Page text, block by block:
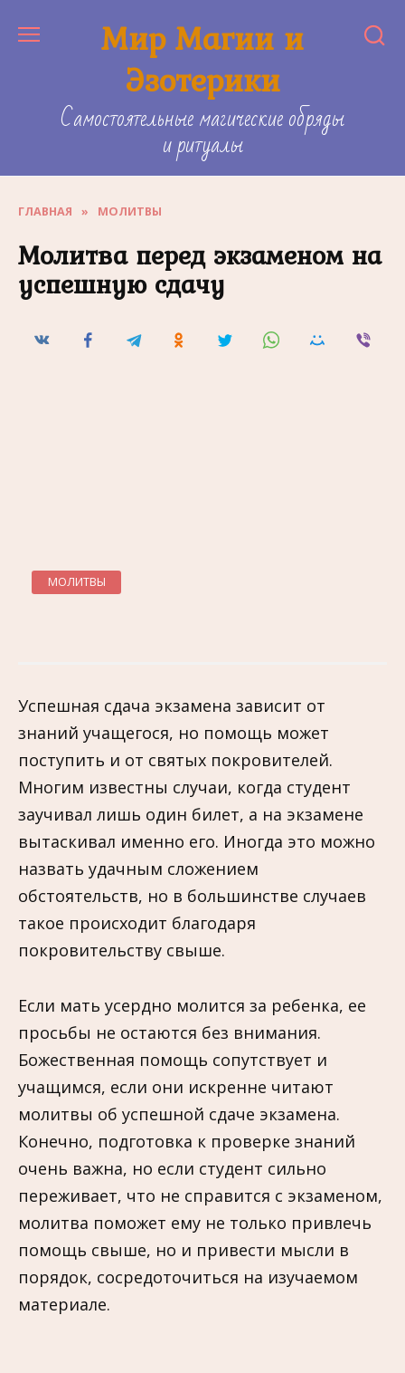
Мир Магии и
Эзотерики
Самостоятельные магические обряды
и ритуалы
ГЛАВНАЯ » МОЛИТВЫ
Молитва перед экзаменом на
успешную сдачу
МОЛИТВЫ
Успешная сдача экзамена зависит от
знаний учащегося, но помощь может
поступить и от святых покровителей.
Многим известны случаи, когда студент
заучивал лишь один билет, а на экзамене
вытаскивал именно его. Иногда это можно
назвать удачным сложением
обстоятельств, но в большинстве случаев
такое происходит благодаря
покровительству свыше.
Если мать усердно молится за ребенка, ее
просьбы не остаются без внимания.
Божественная помощь сопутствует и
учащимся, если они искренне читают
молитвы об успешной сдаче экзамена.
Конечно, подготовка к проверке знаний
очень важна, но если студент сильно
переживает, что не справится с экзаменом,
молитва поможет ему не только привлечь
помощь свыше, но и привести мысли в
порядок, сосредоточиться на изучаемом
материале.